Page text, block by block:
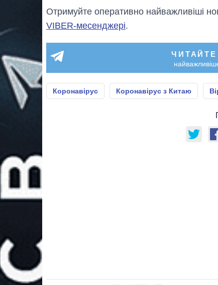
Отримуйте оперативно найважливіші
VIBER-месенджері.
ЧИТАЙТЕ
Коронавірус Коронавірус з Китаю